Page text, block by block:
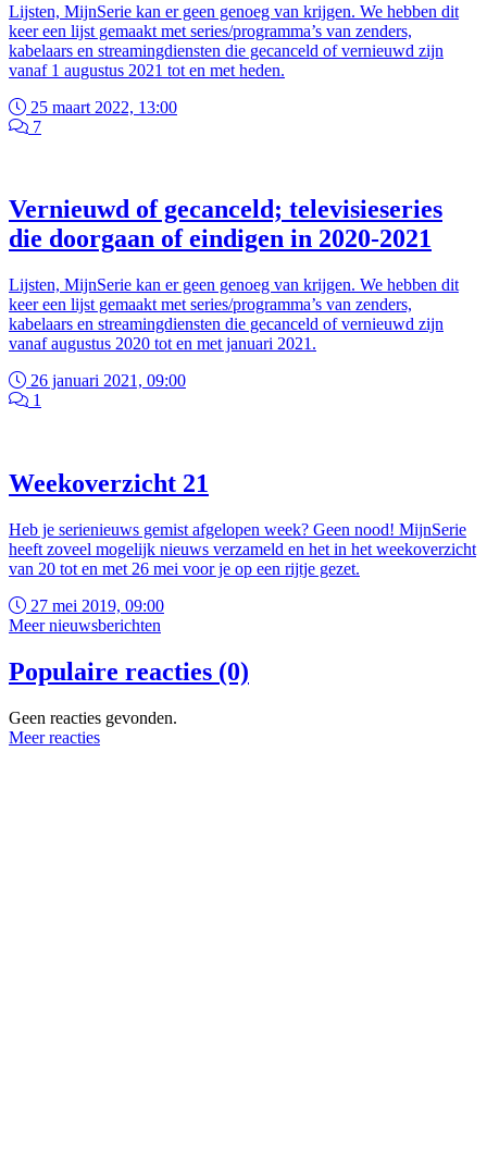
Lijsten, MijnSerie kan er geen genoeg van krijgen. We hebben dit
keer een lijst gemaakt met series/programma’s van zenders,
kabelaars en streamingdiensten die gecanceld of vernieuwd zijn
vanaf 1 augustus 2021 tot en met heden.
25 maart 2022, 13:00
7
Vernieuwd of gecanceld; televisieseries
die doorgaan of eindigen in 2020-2021
Lijsten, MijnSerie kan er geen genoeg van krijgen. We hebben dit
keer een lijst gemaakt met series/programma’s van zenders,
kabelaars en streamingdiensten die gecanceld of vernieuwd zijn
vanaf augustus 2020 tot en met januari 2021.
26 januari 2021, 09:00
1
Weekoverzicht 21
Heb je serienieuws gemist afgelopen week? Geen nood! MijnSerie
heeft zoveel mogelijk nieuws verzameld en het in het weekoverzicht
van 20 tot en met 26 mei voor je op een rijtje gezet.
27 mei 2019, 09:00
Meer nieuwsberichten
Populaire reacties (0)
Geen reacties gevonden.
Meer reacties